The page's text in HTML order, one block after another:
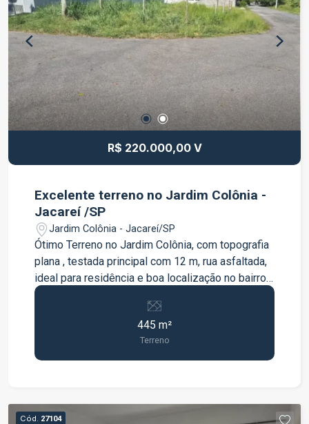
R$ 220.000,00 V
Excelente terreno no Jardim Colônia -
Jacareí /SP
Jardim Colônia - Jacareí/SP
Ótimo Terreno no Jardim Colônia, com topografia
plana , testada principal com 12 m, rua asfaltada,
ideal para residência e boa localização no bairro.
Venha conhecer, agende sua visita...
445 m²
Terreno
Cód. 27104